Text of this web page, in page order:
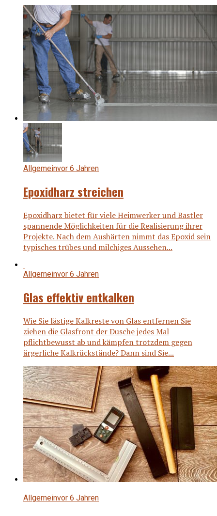
Allgemeinvor 6 Jahren
Epoxidharz streichen
Epoxidharz bietet für viele Heimwerker und Bastler
spannende Möglichkeiten für die Realisierung ihrer
Projekte. Nach dem Aushärten nimmt das Epoxid sein
typisches trübes und milchiges Aussehen...
Allgemeinvor 6 Jahren
Glas effektiv entkalken
Wie Sie lästige Kalkreste von Glas entfernen Sie
ziehen die Glasfront der Dusche jedes Mal
pflichtbewusst ab und kämpfen trotzdem gegen
ärgerliche Kalkrückstände? Dann sind Sie...
Allgemeinvor 6 Jahren